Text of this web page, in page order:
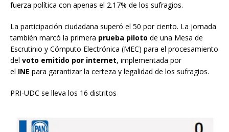
fuerza política con apenas el 2.17% de los sufragios.
La participación ciudadana superó el 50 por ciento. La jornada
también marcó la primera prueba piloto de una Mesa de
Escrutinio y Cómputo Electrónica (MEC) para el procesamiento
del voto emitido por internet, implementada por
el INE para garantizar la certeza y legalidad de los sufragios.
PRI-UDC se lleva los 16 distritos